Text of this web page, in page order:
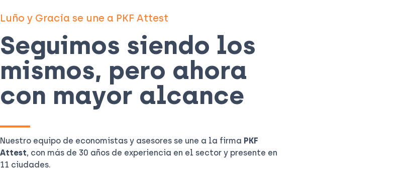
Luño y Gracia se une a PKF Attest
Seguimos siendo los
mismos, pero ahora
con mayor alcance
Nuestro equipo de economistas y asesores se une a la firma PKF
Attest, con más de 30 años de experiencia en el sector y presente en
11 ciudades.